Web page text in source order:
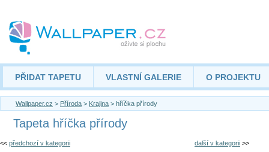
PŘIDAT TAPETU VLASTNÍ GALERIE O PROJEKTU
Wallpaper.cz > Příroda > Krajina > hříčka přírody
Tapeta hříčka přírody
<< předchozí v kategorii další v kategorii >>